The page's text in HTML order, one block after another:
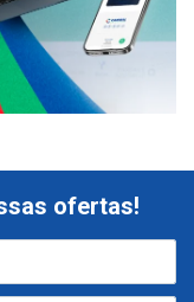
ofertas!